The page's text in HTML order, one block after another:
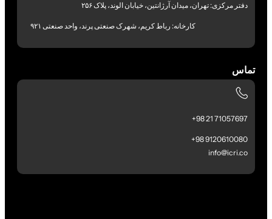
دفتر مرکزی: تهران، میدان آرژانتین، خیابان الوند، پلاک ۲۵۶
کارخانه: رباط کریم، شهرک صنعتی پرند، واحد صنعتی ۹۲۱
تماس
71057697 21 98+
9120610080 98+
info@icri.co